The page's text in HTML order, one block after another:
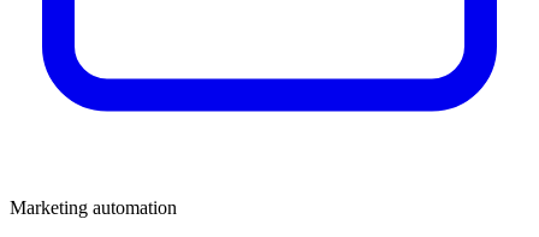
Marketing automation